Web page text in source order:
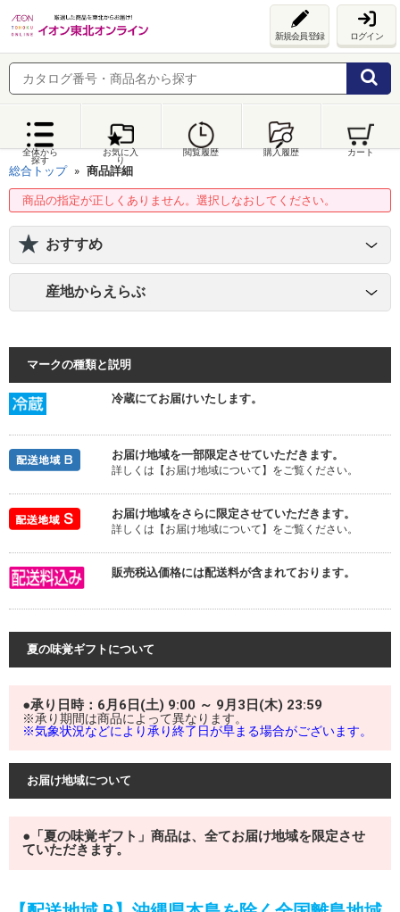
新規会員登録 ログイン
全体から
探す
お気に入
り
閲覧履歴 購入履歴 カート
総合トップ 商品詳細
商品の指定が正しくありません。選択しなおしてください。
おすすめ
産地からえらぶ
マークの種類と説明
冷蔵にてお届けいたします。
お届け地域を一部限定させていただきます。
詳しくは【お届け地域について】をご覧ください。
お届け地域をさらに限定させていただきます。
詳しくは【お届け地域について】をご覧ください。
販売税込価格には配送料が含まれております。
夏の味覚ギフトについて
●承り日時：6月6日(土) 9:00 ～ 9月3日(木) 23:59
※承り期間は商品によって異なります。
※気象状況などにより承り終了日が早まる場合がございます。
お届け地域について
●「夏の味覚ギフト」商品は、全てお届け地域を限定させ
ていただきます。